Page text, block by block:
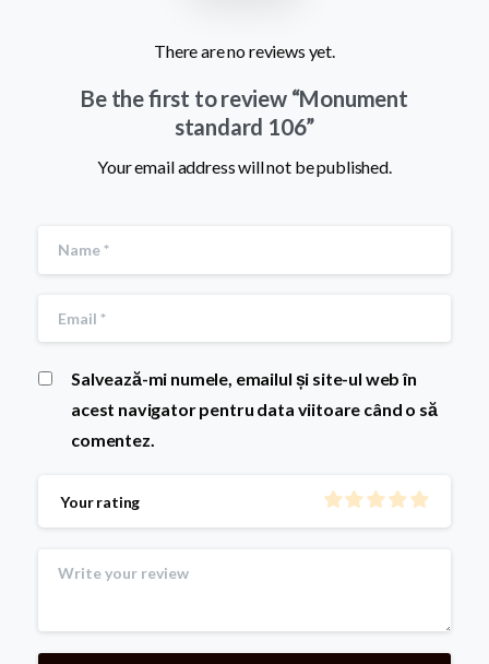
There are no reviews yet.
Be the first to review “Monument
standard 106”
Your email address will not be published.
Salvează-mi numele, emailul și site-ul web în
acest navigator pentru data viitoare când o să
comentez.
Your rating